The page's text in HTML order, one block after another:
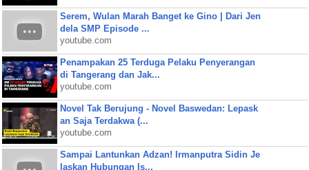
Serem, Wulan Marah Banget ke Gino | Dari Jen
dela SMP Episode ...
youtube.com
Penampakan 25 Terduga Pelaku Penyerangan
di Tangerang dan Jak...
youtube.com
Novel Tak Berujung - Novel Baswedan: Lepask
an Saja Terdakwa (...
youtube.com
Sampai Lantunkan Adzan! Irmanputra Sidin Je
laskan Hubungan Is...